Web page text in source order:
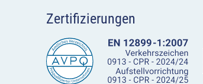
Zertifizierungen